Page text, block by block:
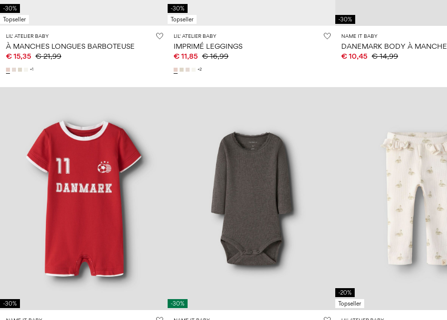
-30%
Topseller
LIL' ATELIER BABY
À MANCHES LONGUES BARBOTEUSE
€ 15,35 € 21,99
+1
-30%
Topseller
LIL' ATELIER BABY
IMPRIMÉ LEGGINGS
€ 11,85 € 16,99
+2
-30%
NAME IT BABY
DANEMARK BODY À
€ 10,45 € 14,99
-30% -30%
-20%
Topseller